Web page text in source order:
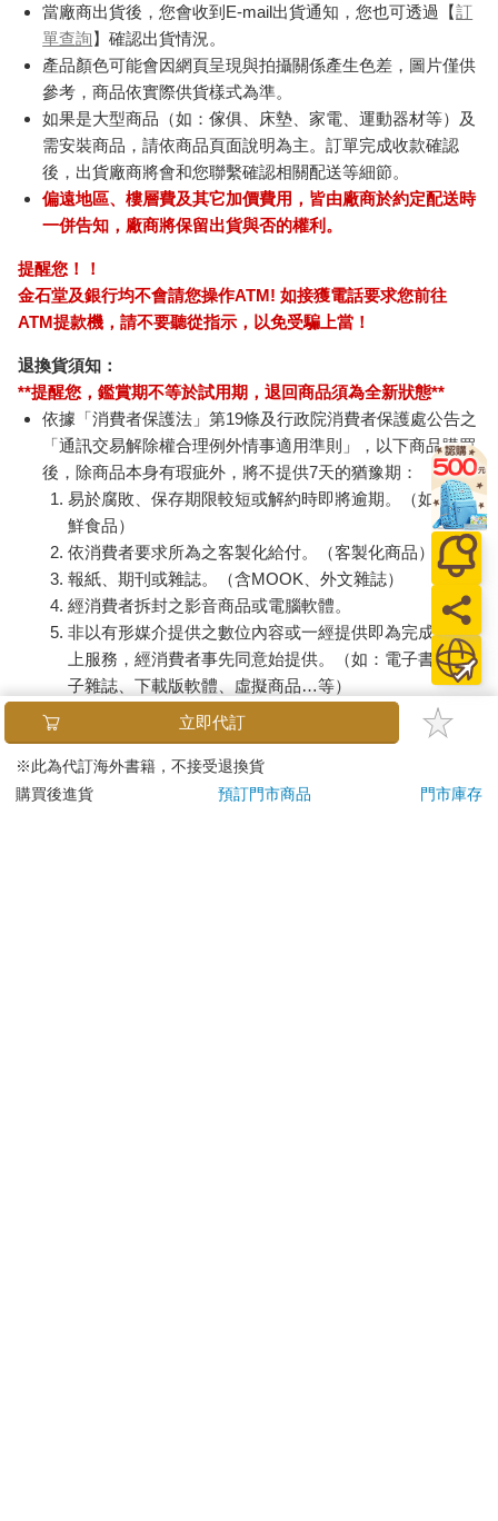
當廠商出貨後，您會收到E-mail出貨通知，您也可透過【訂
單查詢】確認出貨情況。
產品顏色可能會因網頁呈現與拍攝關係產生色差，圖片僅供
參考，商品依實際供貨樣式為準。
如果是大型商品（如：傢俱、床墊、家電、運動器材等）及
需安裝商品，請依商品頁面說明為主。訂單完成收款確認
後，出貨廠商將會和您聯繫確認相關配送等細節。
偏遠地區、樓層費及其它加價費用，皆由廠商於約定配送時
一併告知，廠商將保留出貨與否的權利。
提醒您！！
金石堂及銀行均不會請您操作ATM! 如接獲電話要求您前往
ATM提款機，請不要聽從指示，以免受騙上當！
退換貨須知：
**提醒您，鑑賞期不等於試用期，退回商品須為全新狀態**
依據「消費者保護法」第19條及行政院消費者保護處公告之
「通訊交易解除權合理例外情事適用準則」，以下商品購買
後，除商品本身有瑕疵外，將不提供7天的猶豫期：
易於腐敗、保存期限較短或解約時即將逾期。（如：生
鮮食品）
依消費者要求所為之客製化給付。（客製化商品）
報紙、期刊或雜誌。（含MOOK、外文雜誌）
經消費者拆封之影音商品或電腦軟體。
非以有形媒介提供之數位內容或一經提供即為完成之線
上服務，經消費者事先同意始提供。（如：電子書、電
子雜誌、下載版軟體、虛擬商品…等）
已拆封之個人衛生用品。（如：內衣褲、刮鬍刀、除毛
若非上列種類商品，均享有到貨7天的猶豫期（含例假
日）。
立即代訂
※此為代訂海外書籍，不接受退換貨
購買後進貨
預訂門市商品 門市庫存